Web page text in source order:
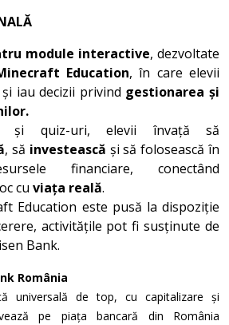
module interactive, dezvoltate
Education, în care elevii
iau decizii privind gestionarea și
și quiz-uri, elevii învață să
, să investească și să folosească în
financiare, conectând
cu viața reală.
Education este pusă la dispoziție
activitățile pot fi susținute de
Bank.
România
universală de top, cu capitalizare și
pe piața bancară din România